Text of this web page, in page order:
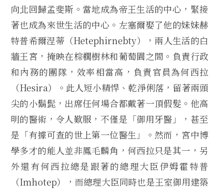
向北回歸孟斐斯。當地成為帝王生活的中心，緊接
著也成為來世生活的中心。左塞爾娶了他的妹妹赫
特普希爾涅蒂（Hetephirnebty），兩人生活的白
牆王宮，掩映在棕櫚樹林和葡萄園之間。負責行政
和內務的團隊，效率相當高，負責官員為何西拉
（Hesira）。此人短小精悍、乾淨俐落，留著兩頭
尖的小鬍髭，出席任何場合都戴著一頂假髮。他高
明的醫術，令人歎服，不僅是「御用牙醫」，甚至
是「有據可查的世上第一位醫生」。然而，宮中博
學多才的能人並非鳳毛麟角，何西拉只是其一，另
外還有何西拉總是跟著的總理大臣伊姆霍特普
（Imhotep），而總理大臣同時也是王室御用建築